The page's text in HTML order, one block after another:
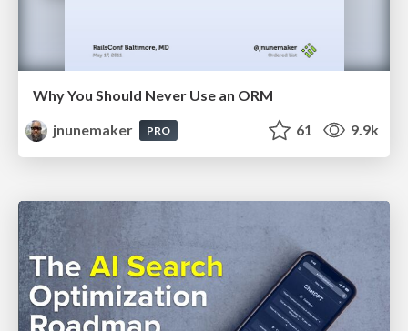
Why You Should Never Use an ORM
jnunemaker
PRO 61 9.9k